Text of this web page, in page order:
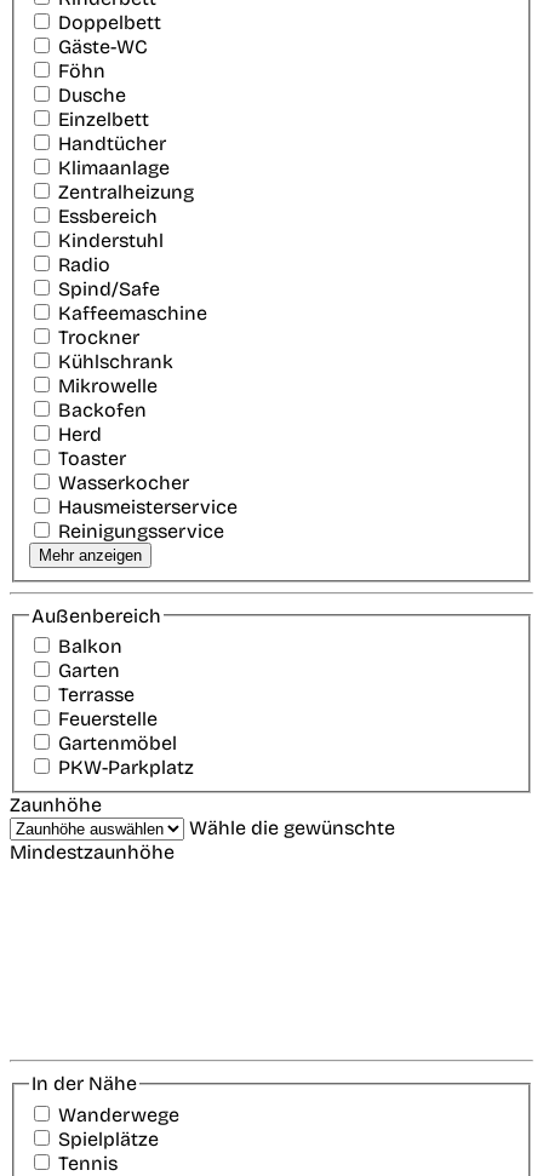
Doppelbett
Gäste-WC
Föhn
Dusche
Einzelbett
Handtücher
Klimaanlage
Zentralheizung
Essbereich
Kinderstuhl
Radio
Spind/Safe
Kaffeemaschine
Trockner
Kühlschrank
Mikrowelle
Backofen
Herd
Toaster
Wasserkocher
Hausmeisterservice
Reinigungsservice
Mehr anzeigen
Außenbereich
Balkon
Garten
Terrasse
Feuerstelle
Gartenmöbel
PKW-Parkplatz
Zaunhöhe
Wähle die gewünschte
Mindestzaunhöhe
In der Nähe
Wanderwege
Spielplätze
Tennis